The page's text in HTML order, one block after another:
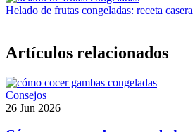
Helado de frutas congeladas: receta
Artículos relacionados
Consejos
26 Jun 2026